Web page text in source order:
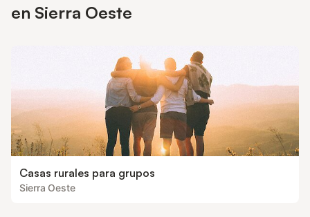
en Sierra Oeste
Casas rurales para grupos
Sierra Oeste